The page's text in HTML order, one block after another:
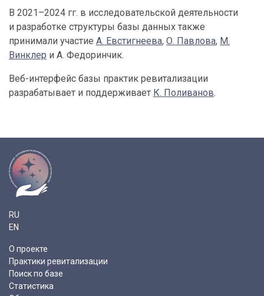
В 2021–2024 гг. в исследовательской деятельности
и разработке структуры базы данных также
принимали участие А. Евстигнеева, О. Павлова, М.
Винклер и А. Федоринчик.
Веб-интерфейс базы практик ревитализации
разрабатывает и поддерживает К. Поливанов.
RU
EN
О проекте
Практики ревитализации
Поиск по базе
Статистика